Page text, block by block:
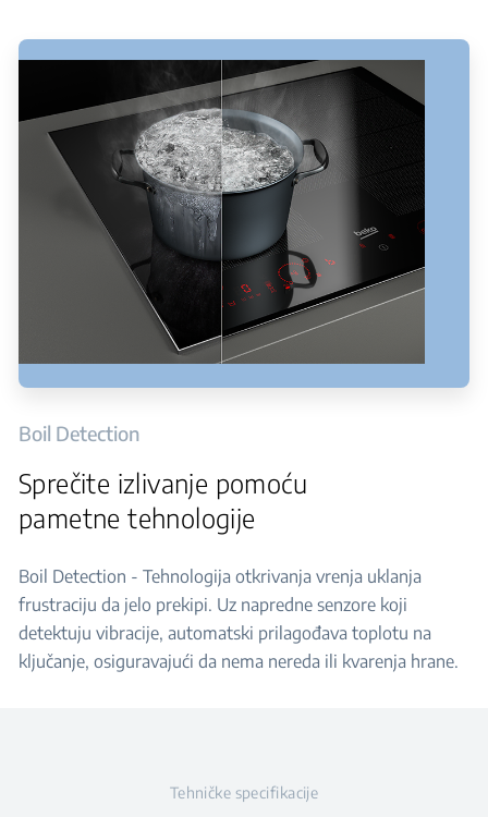
Boil Detection
Sprečite izlivanje pomoću
pametne tehnologije
Boil Detection - Tehnologija otkrivanja vrenja uklanja
frustraciju da jelo prekipi. Uz napredne senzore koji
detektuju vibracije, automatski prilagođava toplotu na
ključanje, osiguravajući da nema nereda ili kvarenja hrane.
Tehničke specifikacije